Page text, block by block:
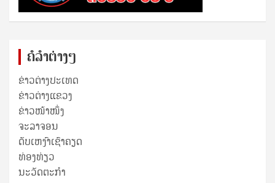
ຄໍລຳຕ່າງໆ
ຂ່າວຕ່າງປະເທດ
ຂ່າວ​ຕ່າງ​ແຂວງ
ຂ່າວໜ້າໜຶ່ງ
ຈະລາຈອນ
ດັບເຫງົາເຊົາຄຽດ
ທ່ອງທ່ຽວ
ນະວັດຕະກໍາ